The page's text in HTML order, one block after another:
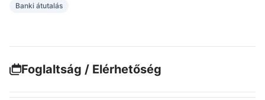
Banki átutalás
Foglaltság / Elérhetőség